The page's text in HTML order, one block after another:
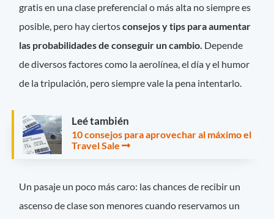
gratis en una clase preferencial o más alta no siempre es
posible, pero hay ciertosconsejos y tips para aumentar
las probabilidades de conseguir un cambio. Depende
de diversos factores como la aerolínea, el día y el humor
de la tripulación, pero siempre vale la pena intentarlo.
Leé también
10 consejos para aprovechar al máximo el
Travel Sale
Un pasaje un poco más caro: las chances de recibir un
ascenso de clase son menores cuando reservamos un